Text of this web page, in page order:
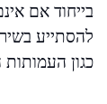
בייחוד אם
להסתייע
כגון העמותות